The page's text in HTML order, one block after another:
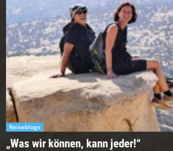
Reiseblogs
„Was wir können, kann jeder!“